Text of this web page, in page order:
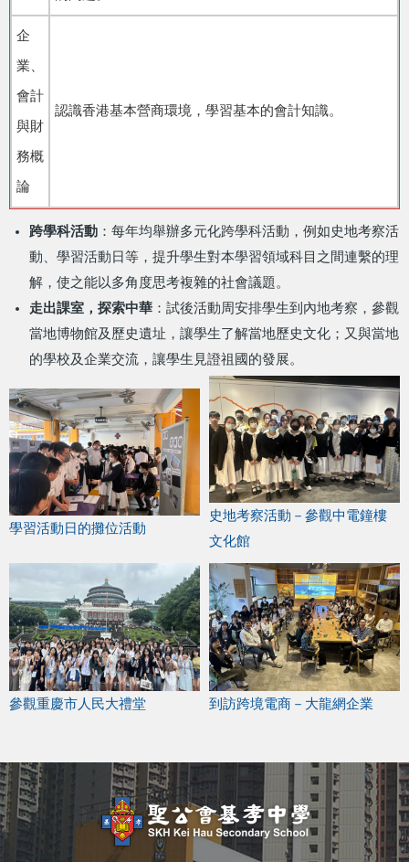
企
業、
會計
與財
務概
論
認識香港基本營商環境，學習基本的會計知識。
跨學科活動：每年均舉辦多元化跨學科活動，例如史地考察活
動、學習活動日等，提升學生對本學習領域科目之間連繫的理
解，使之能以多角度思考複雜的社會議題。
走出課室，探索中華：試後活動周安排學生到內地考察，參觀
當地博物館及歷史遺址，讓學生了解當地歷史文化；又與當地
的學校及企業交流，讓學生見證祖國的發展。
學習活動日的攤位活動
史地考察活動－參觀中電鐘樓
文化館
參觀重慶市人民大禮堂 到訪跨境電商－大龍網企業